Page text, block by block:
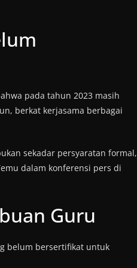
pada tahun 2023 masih
berkat kerjasama berbagai
sekadar persyaratan formal,
dalam konferensi pers di
Guru
belum bersertifikat untuk